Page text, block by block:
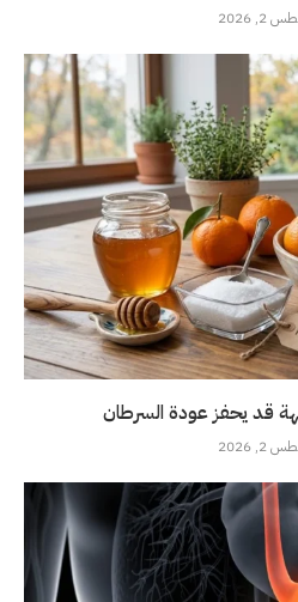
2, 2026
قد يحفز عودة السرطان
2, 2026